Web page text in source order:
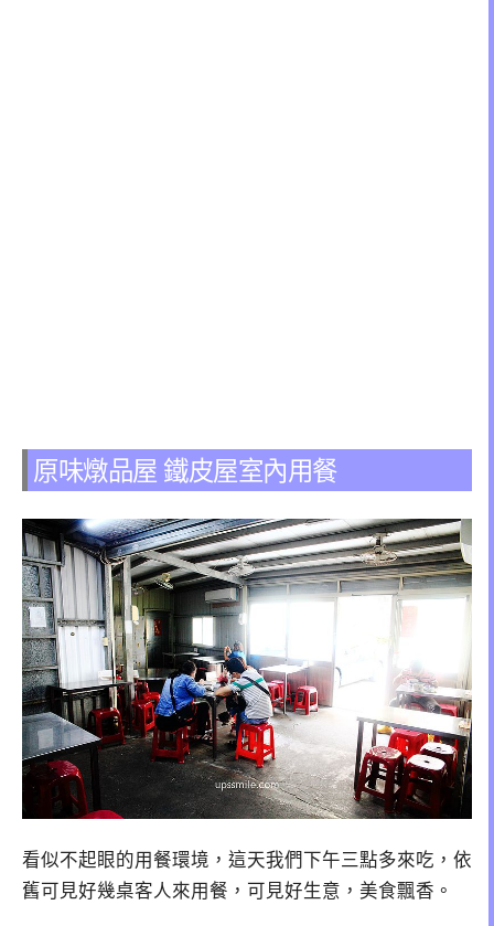
原味燉品屋 鐵皮屋室內用餐
看似不起眼的用餐環境，這天我們下午三點多來吃，依
舊可見好幾桌客人來用餐，可見好生意，美食飄香。